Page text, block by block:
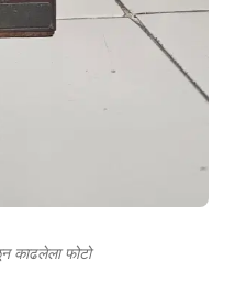
काढलेला फोटो